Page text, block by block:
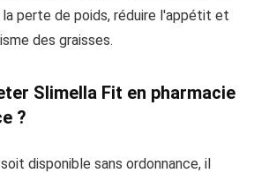
la perte de poids, réduire l'appétit et
des graisses.
Slimella Fit en pharmacie
?
disponible sans ordonnance, il